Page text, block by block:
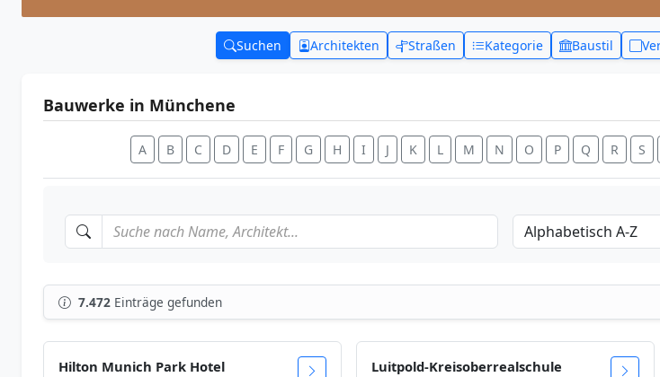
Suchen Architekten Straßen Kategorie Baustil
Bauwerke in Münchene
A B C D E F G H I J K L M N O P Q R S
7.472 Einträge gefunden
Hilton Munich Park Hotel Luitpold-Kreisoberrealschule